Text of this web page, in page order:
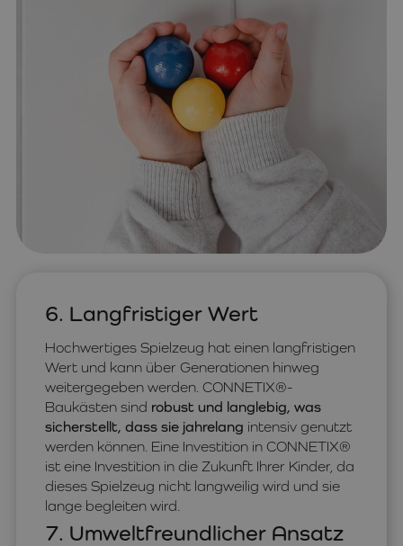
6. Langfristiger Wert
Hochwertiges Spielzeug hat einen langfristigen
Wert und kann über Generationen hinweg
weitergegeben werden. CONNETIX®-
Baukästen sind robust und langlebig, was
sicherstellt, dass sie jahrelang intensiv genutzt
werden können. Eine Investition in CONNETIX®
ist eine Investition in die Zukunft Ihrer Kinder, da
dieses Spielzeug nicht langweilig wird und sie
lange begleiten wird.
7. Umweltfreundlicher Ansatz